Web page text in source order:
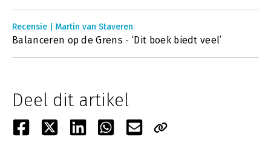
Recensie | Martin van Staveren
Balanceren op de Grens - ‘Dit boek biedt veel’
Deel dit artikel